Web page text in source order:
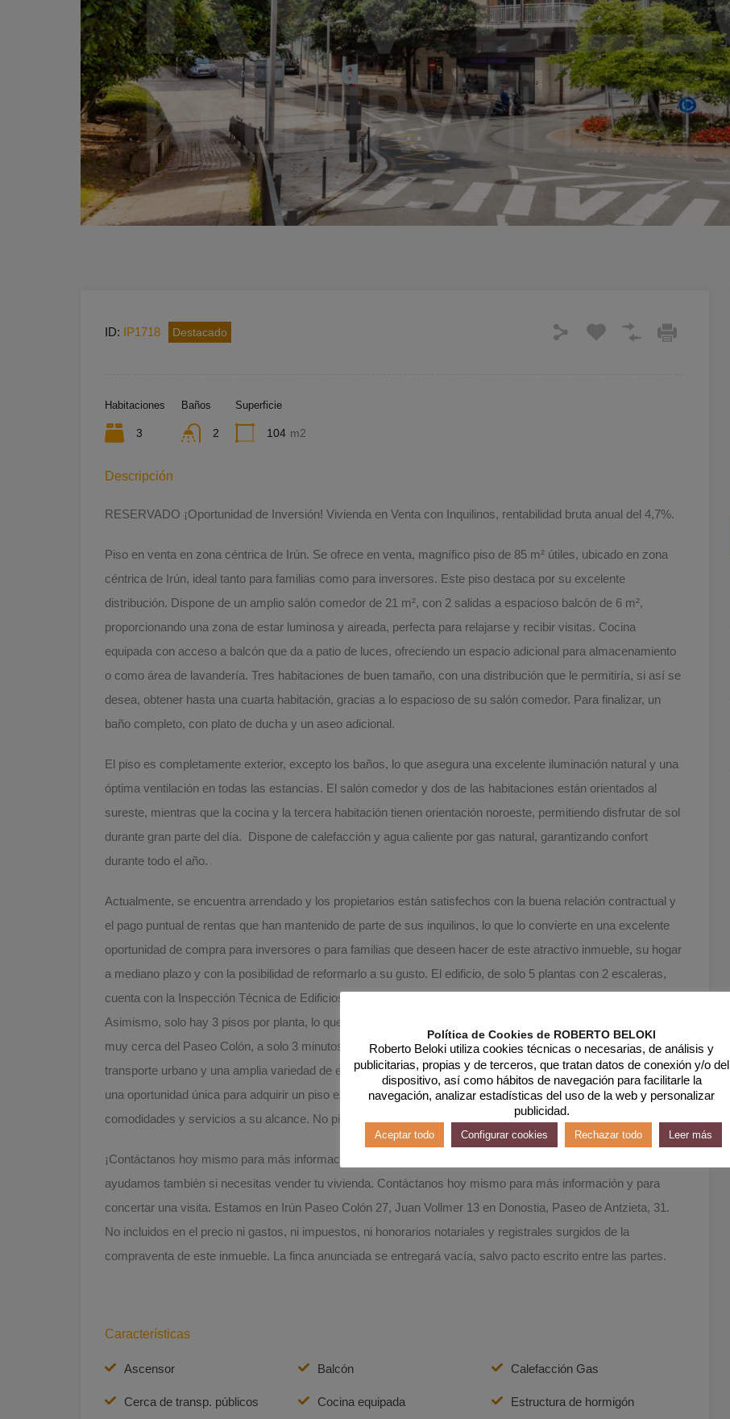
ID: IP1718 Destacado
Habitaciones
3
Baños
2
Superficie
104 m2
Descripción
RESERVADO ¡Oportunidad de Inversión! Vivienda en Venta con Inquilinos, rentabilidad bruta anual del 4,7%.
Piso en venta en zona céntrica de Irún. Se ofrece en venta, magnífico piso de 85 m² útiles, ubicado en zona
céntrica de Irún, ideal tanto para familias como para inversores. Este piso destaca por su excelente
distribución. Dispone de un amplio salón comedor de 21 m², con 2 salidas a espacioso balcón de 6 m²,
proporcionando una zona de estar luminosa y aireada, perfecta para relajarse y recibir visitas. Cocina
equipada con acceso a balcón que da a patio de luces, ofreciendo un espacio adicional para almacenamiento
o como área de lavandería. Tres habitaciones de buen tamaño, con una distribución que le permitiría, si así se
desea, obtener hasta una cuarta habitación, gracias a lo espacioso de su salón comedor. Para finalizar, un
baño completo, con plato de ducha y un aseo adicional.
El piso es completamente exterior, excepto los baños, lo que asegura una excelente iluminación natural y una
óptima ventilación en todas las estancias. El salón comedor y dos de las habitaciones están orientados al
sureste, mientras que la cocina y la tercera habitación tienen orientación noroeste, permitiendo disfrutar de sol
durante gran parte del día. Dispone de calefacción y agua caliente por gas natural, garantizando confort
durante todo el año.
Actualmente, se encuentra arrendado y los propietarios están satisfechos con la buena relación contractual y
el pago puntual de rentas que han mantenido de parte de sus inquilinos, lo que lo convierte en una excelente
oportunidad de compra para inversores o para familias que deseen hacer de este atractivo inmueble, su hogar
a mediano plazo y con la posibilidad de reformarlo a su gusto. El edificio, de solo 5 plantas con 2 escaleras,
cuenta con la Inspección Técnica de Edificios (ITE) pasada, garantizando la buena conservación del inmueble.
Asimismo, solo hay 3 pisos por planta, lo que asegura un ambiente tranquilo y poco concurrido. Está ubicado
muy cerca del Paseo Colón, a solo 3 minutos andando de la estación del Topo, con otras facilidades de
transporte urbano y una amplia variedad de establecimientos comerciales y educativos en la zona. Esta es
una oportunidad única para adquirir un piso espacioso y bien ubicado en el corazón de Irún, con todas las
comodidades y servicios a su alcance. No pierda la oportunidad de descubrir todas las ventajas que ofrece.
¡Contáctanos hoy mismo para más información! ¡Estamos deseando ayudarte a encontrar tu nuevo hogar! Te
ayudamos también si necesitas vender tu vivienda. Contáctanos hoy mismo para más información y para
concertar una visita. Estamos en Irún Paseo Colón 27, Juan Vollmer 13 en Donostia, Paseo de Antzieta, 31.
No incluidos en el precio ni gastos, ni impuestos, ni honorarios notariales y registrales surgidos de la
compraventa de este inmueble. La finca anunciada se entregará vacía, salvo pacto escrito entre las partes.
Características
Ascensor Balcón Calefacción Gas
Cerca de transp. públicos Cocina equipada Estructura de hormigón
Política de Cookies de ROBERTO BELOKI
Roberto Beloki utiliza cookies técnicas o necesarias, de análisis y
publicitarias, propias y de terceros, que tratan datos de conexión y/o del
dispositivo, así como hábitos de navegación para facilitarle la
navegación, analizar estadísticas del uso de la web y personalizar
publicidad.
Aceptar todo Configurar cookies Rechazar todo Leer más